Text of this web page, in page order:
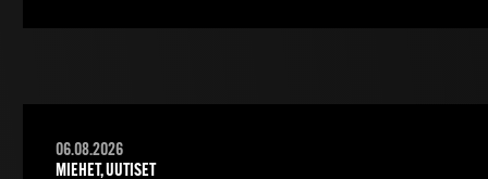
06.08.2026
MIEHET, UUTISET